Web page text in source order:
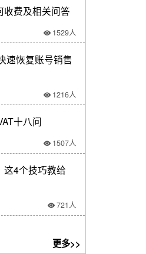
收费及相关问答
1529人
速恢复账号销售
1216人
十八问
1507人
这4个技巧教给
721人
更多>>